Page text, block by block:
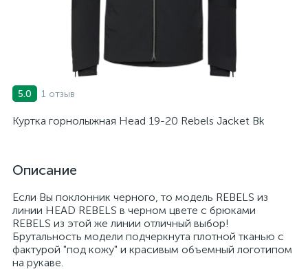
5.0 1 отзыв
Куртка горнолыжная Head 19-20 Rebels Jacket Bk
Описание
Если Вы поклонник черного, то модель REBELS из
линии HEAD REBELS в черном цвете с брюками
REBELS из этой же линии отличный выбор!
Брутальность модели подчеркнута плотной тканью с
фактурой "под кожу" и красивым объемный логотипом
на рукаве.